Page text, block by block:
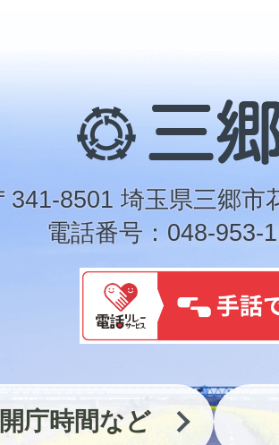
三
郷
市
341-8501 埼玉県三郷市
電話番号：048-953-
開庁時間など